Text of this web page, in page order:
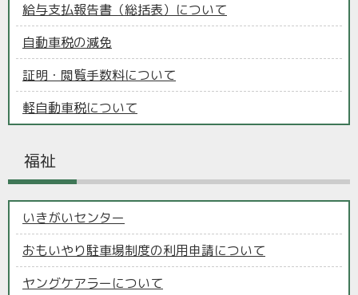
給与支払報告書（総括表）について
自動車税の減免
証明・閲覧手数料について
軽自動車税について
福祉
いきがいセンター
おもいやり駐車場制度の利用申請について
ヤングケアラーについて